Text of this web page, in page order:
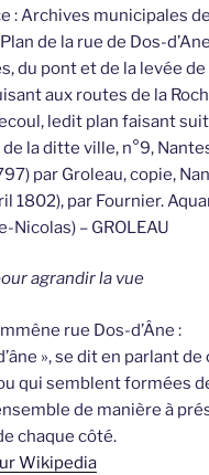
: Archives municipales
de la rue de Dos-
du pont et de la levée
aux routes de la
ledit plan faisant
la ditte ville, n°9,
par Groleau, copie,
1802), par Fournier.
Nicolas) – GROLEAU
agrandir la vue
rue Dos-d’Âne :
», se dit en parlant
qui semblent formées
de manière à
chaque côté.
Wikipedia